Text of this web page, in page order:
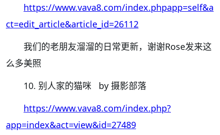
https://www.vava8.com/index.phpapp=self&a
ct=edit_article&article_id=26112
我们的老朋友溜溜的日常更新，谢谢Rose发来这
么多美照
10. 别人家的猫咪 by 摄影部落
https://www.vava8.com/index.php?
app=index&act=view&id=27489